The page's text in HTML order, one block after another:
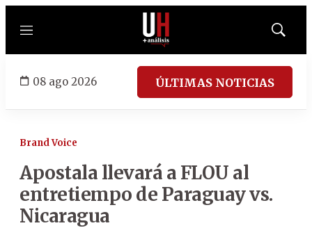
Menú
Mostrar
08 ago 2026 ÚLTIMAS NOTICIAS
Brand Voice
Apostala llevará a FLOU al
entretiempo de Paraguay vs.
Nicaragua